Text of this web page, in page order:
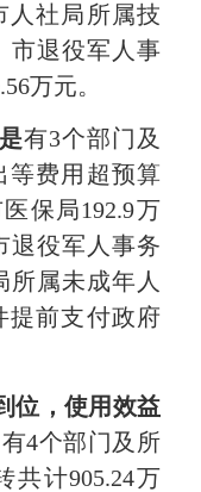
人社局所属技
市退役军人事
万元。
有3个部门及
等费用超预算
保局192.9万
退役军人事务
所属未成年人
提前支付政府
位，使用效益
4个部门及所
共计905.24万